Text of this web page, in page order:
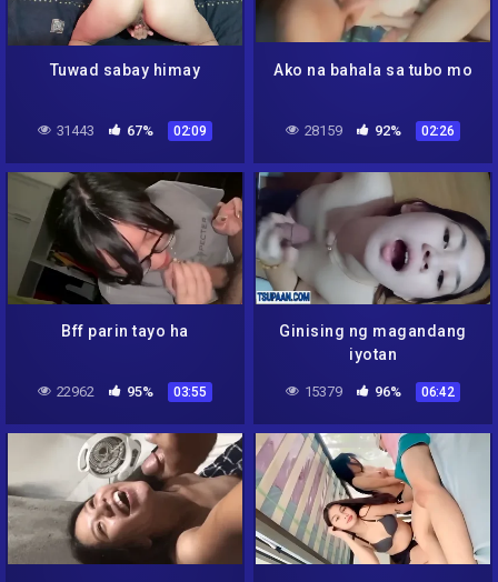
Tuwad sabay himay
31443 67% 02:09
Ako na bahala sa tubo mo
28159 92% 02:26
Bff parin tayo ha
22962 95% 03:55
Ginising ng magandang
iyotan
15379 96% 06:42